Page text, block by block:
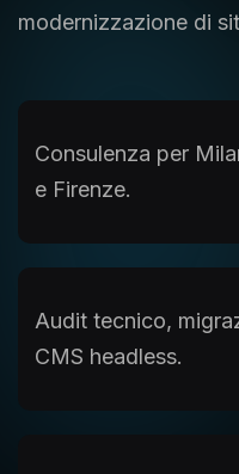
modernizzazione di
Consulenza per
e Firenze.
Audit tecnico,
CMS headless.